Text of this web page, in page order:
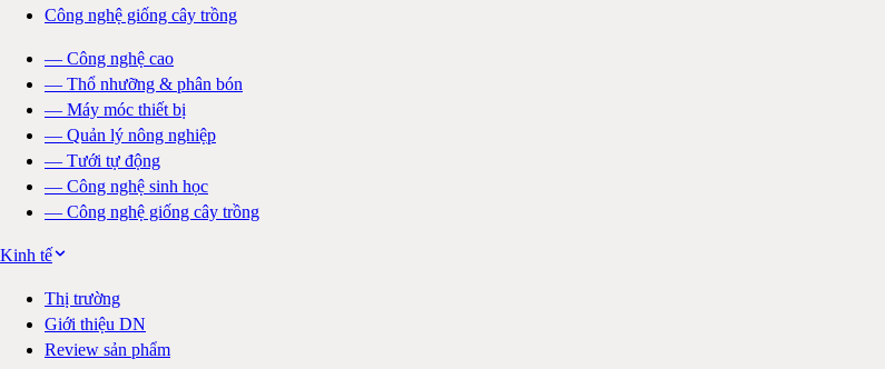
Công nghệ giống cây trồng
— Công nghệ cao
— Thổ nhưỡng & phân bón
— Máy móc thiết bị
— Quản lý nông nghiệp
— Tưới tự động
— Công nghệ sinh học
— Công nghệ giống cây trồng
Kinh tế
Thị trường
Giới thiệu DN
Review sản phẩm